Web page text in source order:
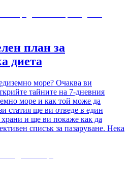
план за
диета
море? Очаква ви
тайните на 7-дневния
море и как той може да
статия ще ви отведе в един
и ще ви покаже как да
списък за пазаруване. Нека